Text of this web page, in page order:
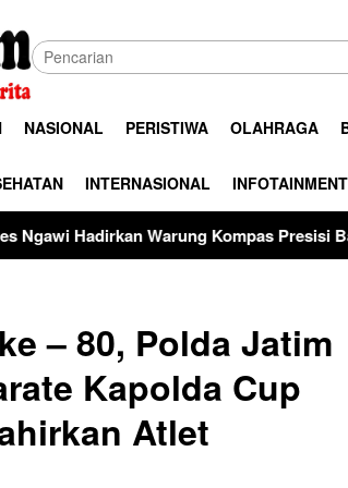
NASIONAL PERISTIWA OLAHRAGA
INTERNASIONAL INFOTAINMENT
Kompas Presisi Bangun Komunikasi
– 80, Polda Jatim
Kapolda Cup
Atlet